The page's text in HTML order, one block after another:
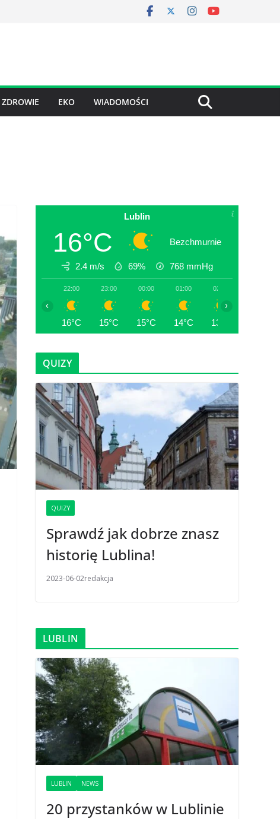
ZDROWIE EKO WIADOMOŚCI
Lublin
16°C Bezchmurnie
2.4 m/s 69% 768 mmHg
22:00
16°C
23:00
15°C
00:00
15°C
01:00
14°C
02:00
13°C
‹ ›
QUIZY
QUIZY
Sprawdź jak dobrze znasz
historię Lublina!
2023-06-02redakcja
LUBLIN
LUBLIN NEWS
20 przystanków w Lublinie